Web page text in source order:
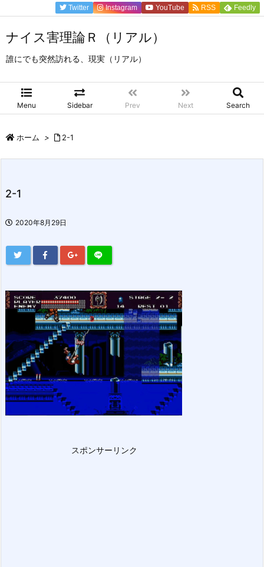
ナイス害理論Ｒ（リアル）
誰にでも突然訪れる、現実（リアル）
Menu Sidebar Prev Next Search
Twitter Instagram YouTube RSS Feedly
ホーム > 2-1
2-1
2020年8月29日
スポンサーリンク